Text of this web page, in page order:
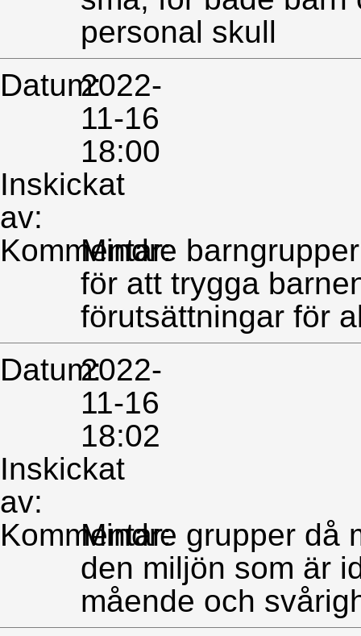
personal skull
Datum:2022-
11-16
18:00
Inskickat
av:
Kommentar:
Mindre
för att trygga
förutsättningar för
Datum:2022-
11-16
18:02
Inskickat
av:
Kommentar:
Mindre grupper då
den miljön som är
mående och